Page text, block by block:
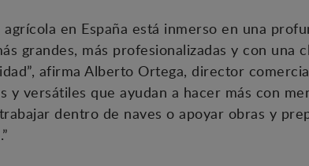
agrícola en España está inmerso en una
grandes, más profesionalizadas y con
afirma Alberto Ortega, director
y versátiles que ayudan a hacer más con
dentro de naves o apoyar obras y